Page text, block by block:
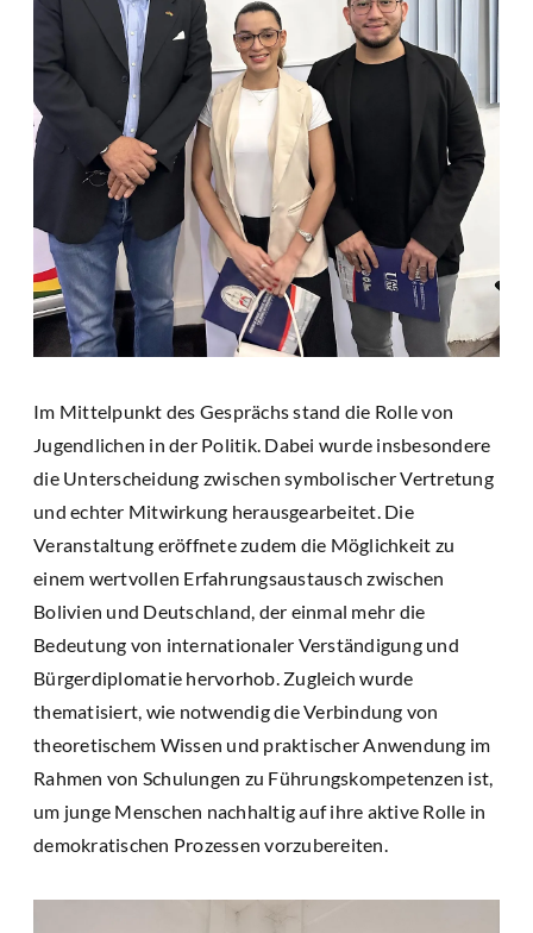
Im Mittelpunkt des Gesprächs stand die Rolle von
Jugendlichen in der Politik. Dabei wurde insbesondere
die Unterscheidung zwischen symbolischer Vertretung
und echter Mitwirkung herausgearbeitet. Die
Veranstaltung eröffnete zudem die Möglichkeit zu
einem wertvollen Erfahrungsaustausch zwischen
Bolivien und Deutschland, der einmal mehr die
Bedeutung von internationaler Verständigung und
Bürgerdiplomatie hervorhob. Zugleich wurde
thematisiert, wie notwendig die Verbindung von
theoretischem Wissen und praktischer Anwendung im
Rahmen von Schulungen zu Führungskompetenzen ist,
um junge Menschen nachhaltig auf ihre aktive Rolle in
demokratischen Prozessen vorzubereiten.